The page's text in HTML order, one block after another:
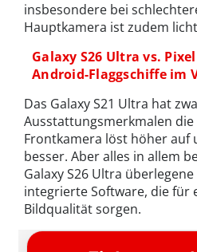
insbesondere bei
Hauptkamera ist zudem
Galaxy S26 Ultra vs.
Android-Flaggschiffe im
Das Galaxy S21 Ultra hat
Ausstattungsmerkmalen die
Frontkamera löst höher auf
besser. Aber alles in allem
Galaxy S26 Ultra
integrierte Software, die für
Bildqualität sorgen.